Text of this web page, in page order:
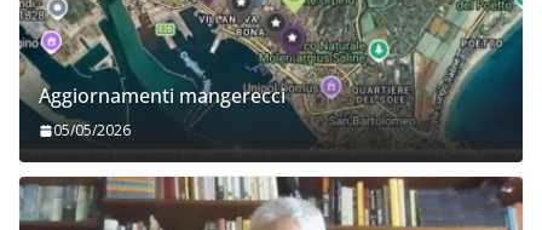
Aggiornamenti mangerecci
05/05/2026